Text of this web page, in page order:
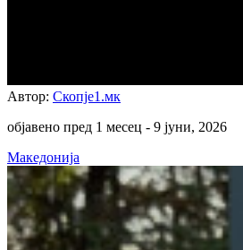
Автор: Скопје1.мк
објавено пред 1 месец - 9 јуни, 2026
Македонија